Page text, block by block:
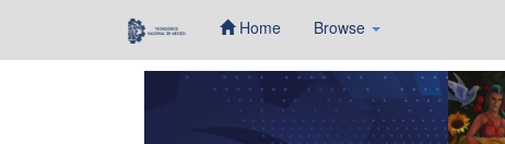
Home Browse